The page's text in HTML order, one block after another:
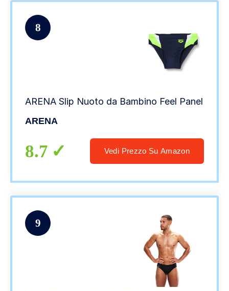
8
ARENA Slip Nuoto da Bambino Feel Panel
ARENA
8.7 Vedi Prezzo Su Amazon
9